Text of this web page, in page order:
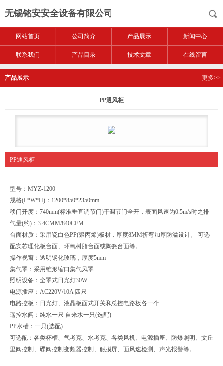
无锡铭安安全设备有限公司
网站首页 公司简介 产品展示 新闻中心
联系我们 产品目录 技术文章 在线留言
产品展示 更多>>
PP通风柜
PP通风柜
型号：MYZ-1200
规格(L*W*H)：1200*850*2350mm
移门开度：740mm(标准垂直调节门)于调节门全开，表面风速为0.5m/s时之排
气量(约)：3.4CMM/840CFM
台面材质：采用瓷白色PP(聚丙烯)板材，厚度8MM折弯加厚防溢设计。 可选
配实芯理化板台面、环氧树脂台面或陶瓷台面等。
操作视窗：透明钢化玻璃，厚度5mm
集气罩：采用锥形缩口集气风罩
照明设备：全罩式日光灯30W
电源插座：AC220V/10A 四只
电路控板：日光灯、液晶板面式开关和总控电路板各一个
遥控水阀：纯水一只 自来水一只(选配)
PP水槽：一只(选配)
可选配：各类杯槽、气考克、水考克、各类风机、电源插座、防爆照明、文丘
里阀控制、碟阀控制变频器控制、触摸屏、面风速检测、声光报警等。